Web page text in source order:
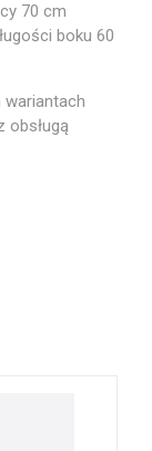
70 cm
boku 60
wariantach
obsługą